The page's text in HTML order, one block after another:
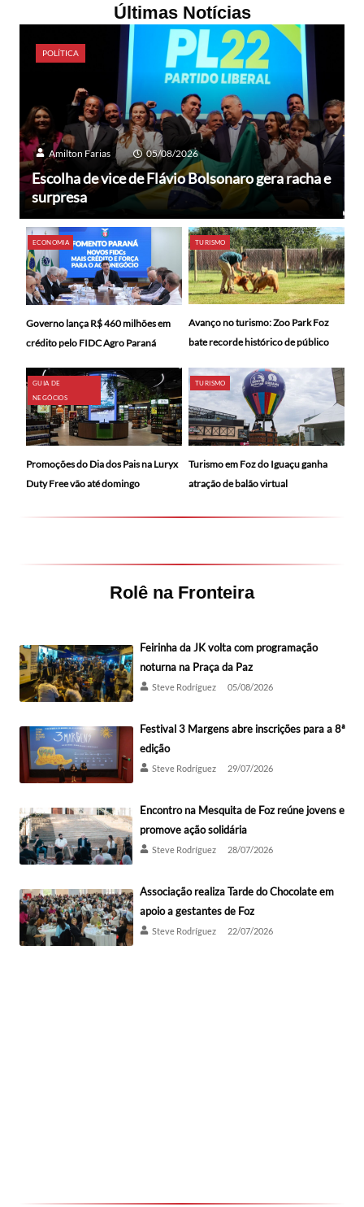
Últimas Notícias
POLÍTICA
Amilton Farias 05/08/2026
Escolha de vice de Flávio Bolsonaro gera racha e
surpresa
ECONOMIA
Governo lança R$ 460 milhões em
crédito pelo FIDC Agro Paraná
TURISMO
Avanço no turismo: Zoo Park Foz
bate recorde histórico de público
GUIA DE
NEGÓCIOS
Promoções do Dia dos Pais na Luryx
Duty Free vão até domingo
TURISMO
Turismo em Foz do Iguaçu ganha
atração de balão virtual
Rolê na Fronteira
Feirinha da JK volta com programação
noturna na Praça da Paz
Steve Rodríguez 05/08/2026
Festival 3 Margens abre inscrições para a 8ª
edição
Steve Rodríguez 29/07/2026
Encontro na Mesquita de Foz reúne jovens e
promove ação solidária
Steve Rodríguez 28/07/2026
Associação realiza Tarde do Chocolate em
apoio a gestantes de Foz
Steve Rodríguez 22/07/2026